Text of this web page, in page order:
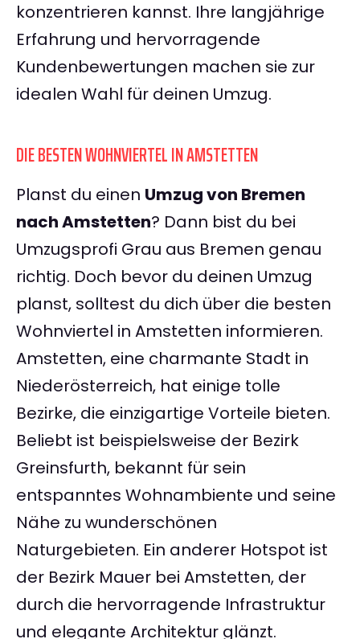
konzentrieren kannst. Ihre langjährige
Erfahrung und hervorragende
Kundenbewertungen machen sie zur
idealen Wahl für deinen Umzug.
DIE BESTEN WOHNVIERTEL IN AMSTETTEN
Planst du einen Umzug von Bremen
nach Amstetten? Dann bist du bei
Umzugsprofi Grau aus Bremen genau
richtig. Doch bevor du deinen Umzug
planst, solltest du dich über die besten
Wohnviertel in Amstetten informieren.
Amstetten, eine charmante Stadt in
Niederösterreich, hat einige tolle
Bezirke, die einzigartige Vorteile bieten.
Beliebt ist beispielsweise der Bezirk
Greinsfurth, bekannt für sein
entspanntes Wohnambiente und seine
Nähe zu wunderschönen
Naturgebieten. Ein anderer Hotspot ist
der Bezirk Mauer bei Amstetten, der
durch die hervorragende Infrastruktur
und elegante Architektur glänzt.